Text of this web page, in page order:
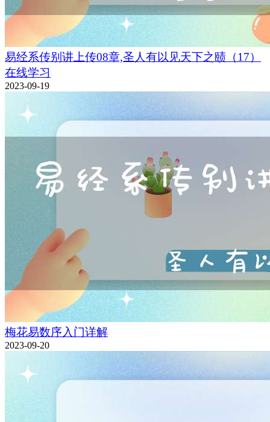
易经系传别讲上传08章,圣人有以见天下之赜（17）
在线学习
2023-09-19
梅花易数序入门详解
2023-09-20